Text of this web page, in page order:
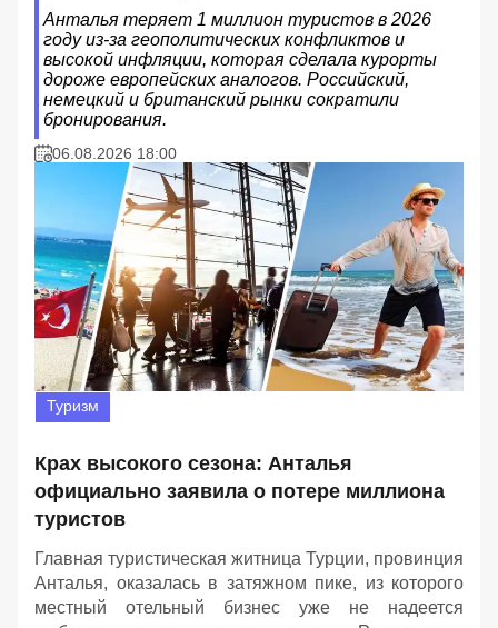
Анталья теряет 1 миллион туристов в 2026
году из-за геополитических конфликтов и
высокой инфляции, которая сделала курорты
дороже европейских аналогов. Российский,
немецкий и британский рынки сократили
бронирования.
06.08.2026 18:00
Туризм
Крах высокого сезона: Анталья
официально заявила о потере миллиона
туристов
Главная туристическая житница Турции, провинция
Анталья, оказалась в затяжном пике, из которого
местный отельный бизнес уже не надеется